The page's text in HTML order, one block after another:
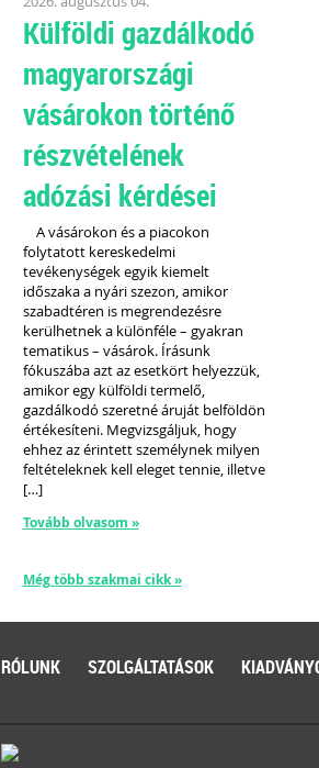
Külföldi gazdálkodó
magyarországi
vásárokon történő
részvételének
adózási kérdései
A vásárokon és a piacokon
folytatott kereskedelmi
tevékenységek egyik kiemelt
időszaka a nyári szezon, amikor
szabadtéren is megrendezésre
kerülhetnek a különféle – gyakran
tematikus – vásárok. Írásunk
fókuszába azt az esetkört helyezzük,
amikor egy külföldi termelő,
gazdálkodó szeretné áruját belföldön
értékesíteni. Megvizsgáljuk, hogy
ehhez az érintett személynek milyen
feltételeknek kell eleget tennie, illetve
[…]
Tovább olvasom »
Még több szakmai cikk »
RÓLUNK SZOLGÁLTATÁSOK